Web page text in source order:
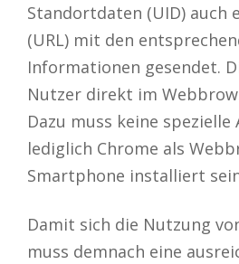
Standortdaten (UID) auch
(URL) mit den
Informationen gesendet.
Nutzer direkt im
Dazu muss keine spezielle
lediglich Chrome als
Smartphone installiert
Damit sich die Nutzung
muss demnach eine